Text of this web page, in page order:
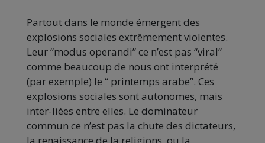
Partout dans le monde émergent des
explosions sociales extrêmement violentes.
Leur “modus operandi” ce n’est pas “viral”
comme beaucoup de nous ont interprété
(par exemple) le “ printemps arabe”. Ces
explosions sociales sont autonomes, mais
inter-liées entre elles. Le dominateur
commun ce n’est pas la chute des dictateurs,